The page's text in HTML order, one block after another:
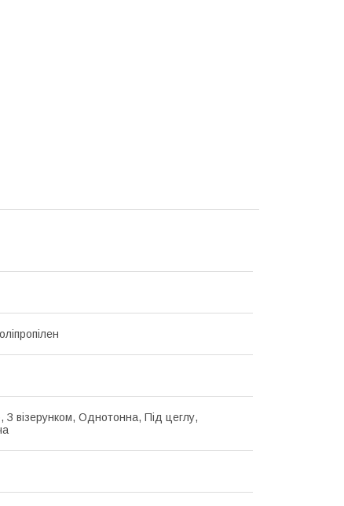
З візерунком, Однотонна, Під цеглу,